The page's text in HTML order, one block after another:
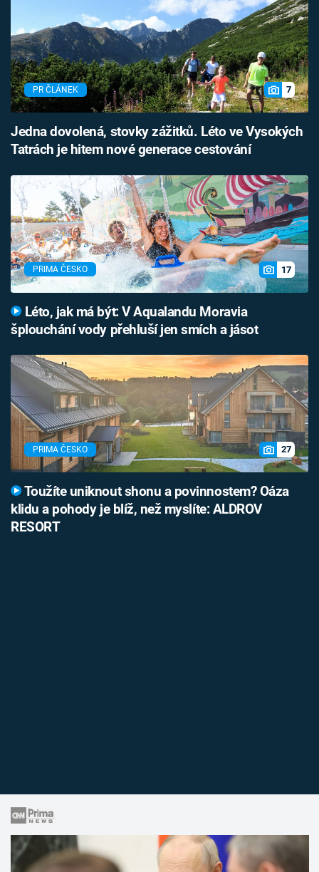
PR ČLÁNEK 7
Jedna dovolená, stovky zážitků. Léto ve Vysokých
Tatrách je hitem nové generace cestování
PRIMA ČESKO 17
Léto, jak má být: V Aqualandu Moravia
šplouchání vody přehluší jen smích a jásot
PRIMA ČESKO 27
Toužíte uniknout shonu a povinnostem? Oáza
klidu a pohody je blíž, než myslíte: ALDROV
RESORT